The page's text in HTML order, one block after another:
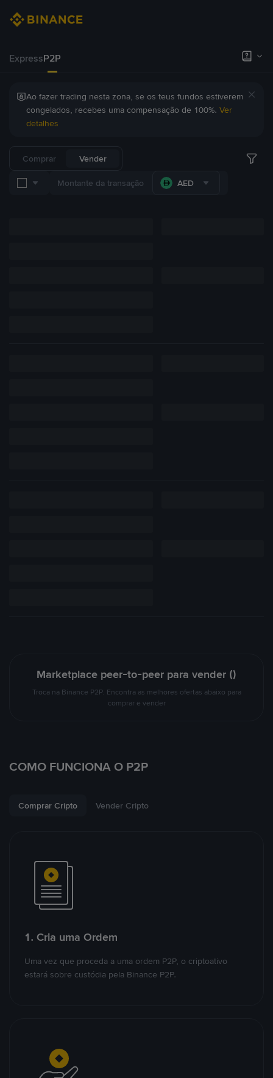
ExpressP2P
Ao fazer trading nesta zona, se os teus fundos estiverem
congelados, recebes uma compensação de 100%. Ver
detalhes
Comprar Vender
AED
Marketplace peer-to-peer para vender ()
Troca na Binance P2P. Encontra as melhores ofertas abaixo para
comprar e vender
COMO FUNCIONA O P2P
Comprar Cripto Vender Cripto
1. Cria uma Ordem
Uma vez que proceda a uma ordem P2P, o criptoativo
estará sobre custódia pela Binance P2P.